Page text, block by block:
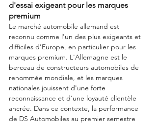
d'essai exigeant pour les marques
premium
Le marché automobile allemand est
reconnu comme l'un des plus exigeants et
difficiles d'Europe, en particulier pour les
marques premium. L'Allemagne est le
berceau de constructeurs automobiles de
renommée mondiale, et les marques
nationales jouissent d'une forte
reconnaissance et d'une loyauté clientèle
ancrée. Dans ce contexte, la performance
de DS Automobiles au premier semestre